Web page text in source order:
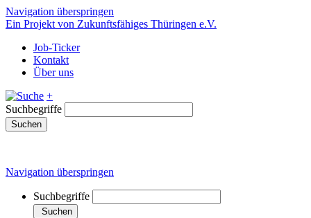
Navigation überspringen
Ein Projekt von Zukunftsfähiges Thüringen e.V.
Job-Ticker
Kontakt
Über uns
+
Suchbegriffe
Suchen
Navigation überspringen
Suchbegriffe
Suchen